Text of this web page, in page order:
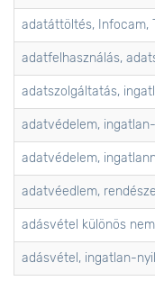
adatáttöltés, Infocam,
adatfelhasználás,
adatszolgáltatás,
adatvédelem,
adatvédelem,
adatvéedlem,
adásvétel különös
adásvétel, ingatlan-